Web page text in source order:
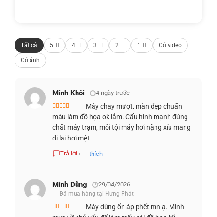
tưởng cho những tác vụ chuyên sâu như lập trình, mô
phỏng 3D, dựng video hay xử lý dữ liệu lớn, đồng thời vẫn
Tất cả 5 4 3 2 1 Có video
Có ảnh
Minh Khôi 4 ngày trước
Được xếp
hạng4 5
sao
Máy chạy mượt, màn đẹp chuẩn
màu làm đồ họa ok lắm. Cấu hình mạnh đúng
chất máy trạm, mỗi tội máy hơi nặng xíu mang
đi lại hơi mệt.
Trả lời • thích
Minh Dũng 29/04/2026
Đã mua hàng tại Hưng Phát
Được xếp
Máy dùng ổn áp phết mn ạ. Mình